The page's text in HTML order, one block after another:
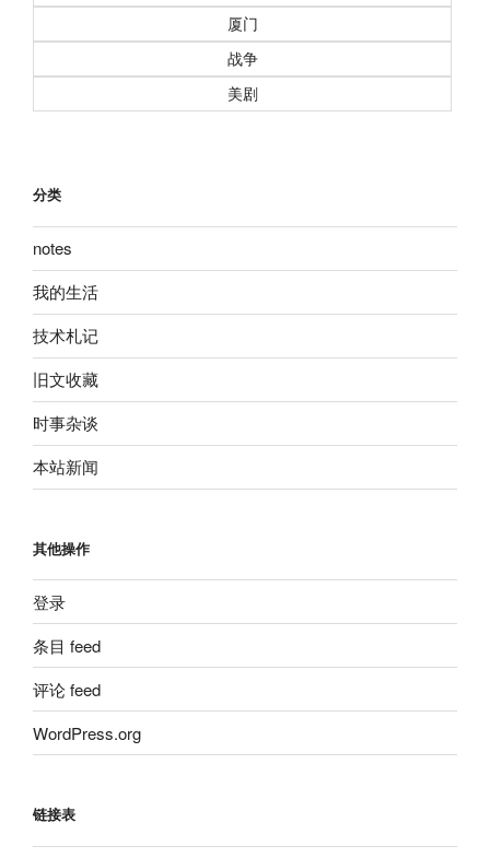
厦门
战争
美剧
分类
notes
我的生活
技术札记
旧文收藏
时事杂谈
本站新闻
其他操作
登录
条目 feed
评论 feed
WordPress.org
链接表